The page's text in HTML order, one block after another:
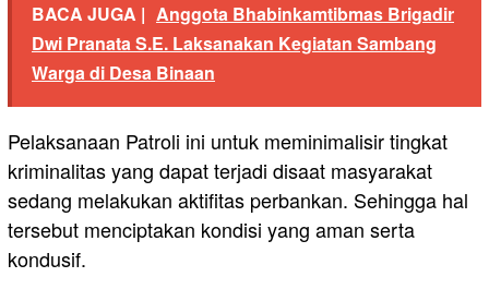
BACA JUGA | Anggota Bhabinkamtibmas Brigadir
Dwi Pranata S.E. Laksanakan Kegiatan Sambang
Warga di Desa Binaan
Pelaksanaan Patroli ini untuk meminimalisir tingkat
kriminalitas yang dapat terjadi disaat masyarakat
sedang melakukan aktifitas perbankan. Sehingga hal
tersebut menciptakan kondisi yang aman serta
kondusif.